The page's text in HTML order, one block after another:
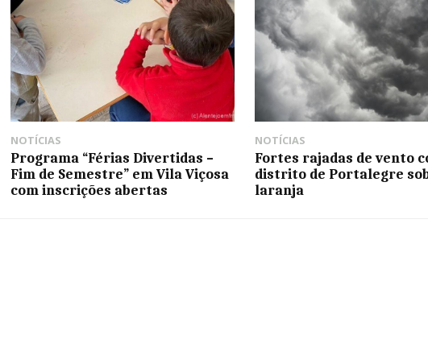
NOTÍCIAS
Programa “Férias Divertidas –
Fim de Semestre” em Vila Viçosa
com inscrições abertas
NOTÍCIAS
Fortes rajadas de vento
distrito de Portalegre
laranja